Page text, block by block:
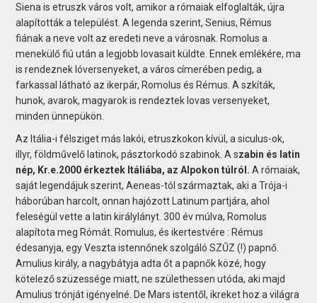
Siena is etruszk város volt, amikor a rómaiak elfoglalták, újra
alapították a települést. A legenda szerint, Senius, Rémus
fiának a neve volt az eredeti neve a városnak. Romolus a
menekülő fiú után a legjobb lovasait küldte. Ennek emlékére, ma
is rendeznek lóversenyeket, a város címerében pedig, a
farkassal látható az ikerpár, Romolus és Rémus. A szkíták,
hunok, avarok, magyarok is rendeztek lovas versenyeket,
minden ünnepükön.
Az Itália-i félsziget más lakói, etruszkokon kívül, a siculus-ok,
illyr, földművelő latinok, pásztorkodó szabinok. A szabin és latin
nép, Kr.e.2000 érkeztek Itáliába, az Alpokon túlról.A rómaiak,
saját legendájuk szerint, Aeneas-tól származtak, aki a Trója-i
háborúban harcolt, onnan hajózott Latinum partjára, ahol
feleségül vette a latin királylányt. 300 év múlva, Romolus
alapítota meg Rómát. Romulus, és ikertestvére : Rémus
édesanyja, egy Veszta istennőnek szolgáló SZŰZ (!) papnő.
Amulius király, a nagybátyja adta őt a papnők közé, hogy
kötelező szüzessége miatt, ne születhessen utóda, aki majd
Amulius trónját igényelné. De Mars istentől, ikreket hoz a világra